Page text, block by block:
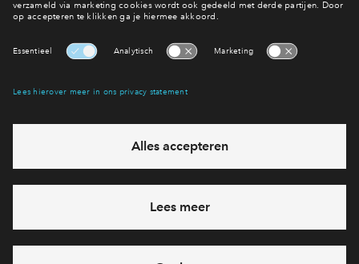
Heb je een vraag en wil je direct antwoord? Bel ons op088 -
71 22 198